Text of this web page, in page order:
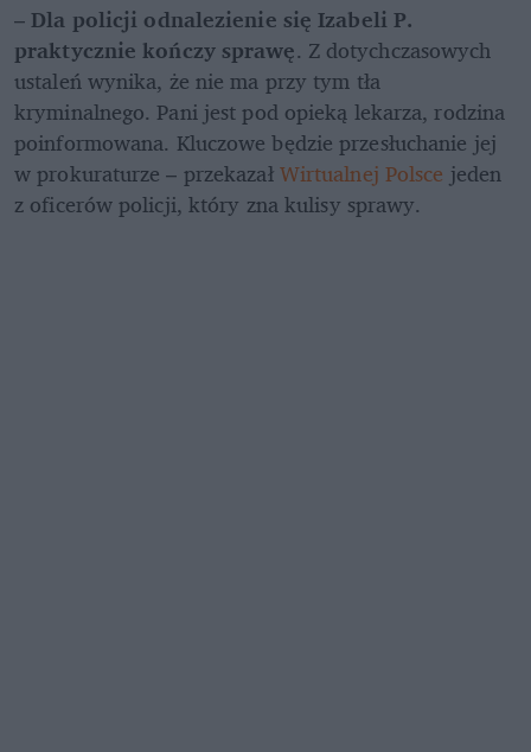
– Dla policji odnalezienie się Izabeli P.
praktycznie kończy sprawę. Z dotychczasowych
ustaleń wynika, że nie ma przy tym tła
kryminalnego. Pani jest pod opieką lekarza, rodzina
poinformowana. Kluczowe będzie przesłuchanie jej
w prokuraturze – przekazał Wirtualnej Polsce jeden
z oficerów policji, który zna kulisy sprawy.